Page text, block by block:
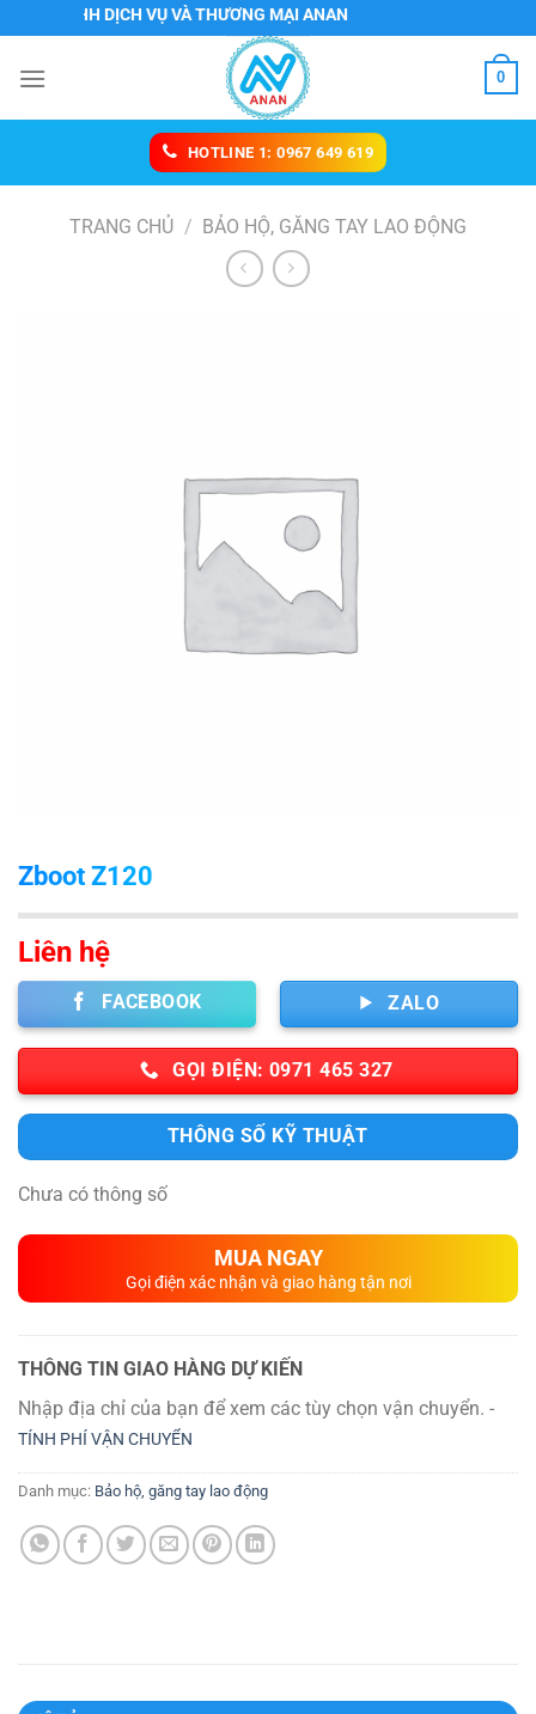
đến
nội
TNHH DỊCH VỤ VÀ THƯƠNG MẠI ANAN
0
HOTLINE 1: 0967 649 619
TRANG CHỦ / BẢO HỘ, GĂNG TAY LAO ĐỘNG
Zboot Z120
Liên hệ
FACEBOOK ZALO
GỌI ĐIỆN: 0971 465 327
THÔNG SỐ KỸ THUẬT
Chưa có thông số
MUA NGAY
Gọi điện xác nhận và giao hàng tận nơi
THÔNG TIN GIAO HÀNG DỰ KIẾN
Nhập địa chỉ của bạn để xem các tùy chọn vận chuyển. -
TÍNH PHÍ VẬN CHUYỂN
Danh mục: Bảo hộ, găng tay lao động